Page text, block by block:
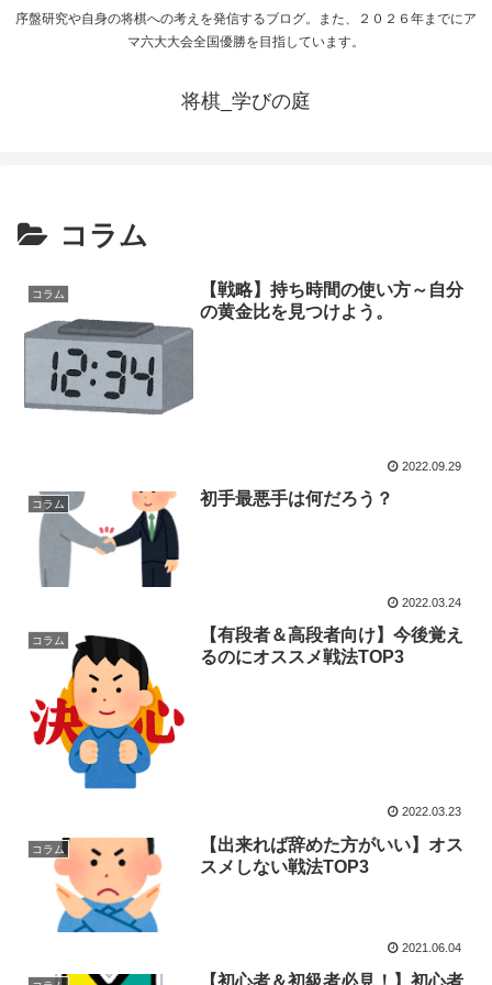
序盤研究や自身の将棋への考えを発信するブログ。また、２０２６年までにア
マ六大大会全国優勝を目指しています。
将棋_学びの庭
コラム
コラム
【戦略】持ち時間の使い方～自分
の黄金比を見つけよう。
2022.09.29
コラム 初手最悪手は何だろう？
2022.03.24
コラム
【有段者＆高段者向け】今後覚え
るのにオススメ戦法TOP3
2022.03.23
コラム
【出来れば辞めた方がいい】オス
スメしない戦法TOP3
2021.06.04
【初心者＆初級者必見！】初心者